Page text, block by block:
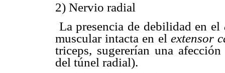
2) Nervio radial
 La presencia de debilidad en el
muscular intacta en el extensor
triceps, sugererían una
del túnel radial).